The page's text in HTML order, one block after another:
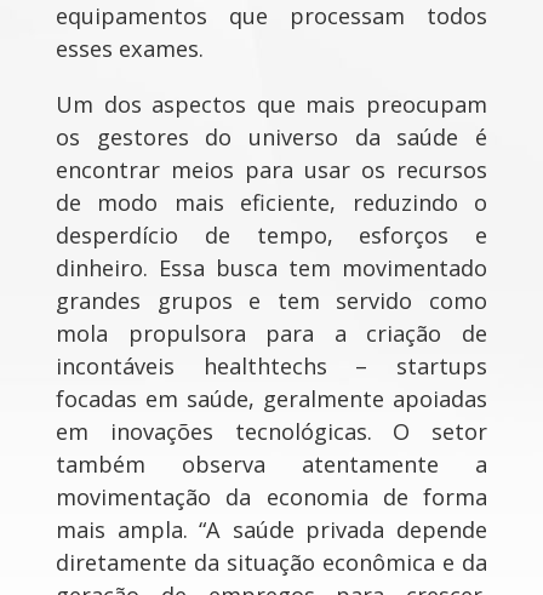
equipamentos que processam todos
esses exames.
Um dos aspectos que mais preocupam
os gestores do universo da saúde é
encontrar meios para usar os recursos
de modo mais eficiente, reduzindo o
desperdício de tempo, esforços e
dinheiro. Essa busca tem movimentado
grandes grupos e tem servido como
mola propulsora para a criação de
incontáveis healthtechs – startups
focadas em saúde, geralmente apoiadas
em inovações tecnológicas. O setor
também observa atentamente a
movimentação da economia de forma
mais ampla. “A saúde privada depende
diretamente da situação econômica e da